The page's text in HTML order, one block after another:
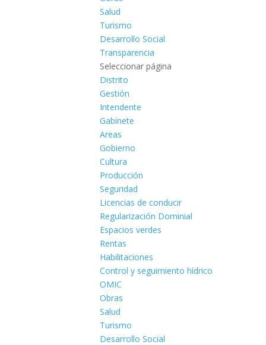
Salud
Turismo
Desarrollo Social
Transparencia
Seleccionar página
Distrito
Gestión
Intendente
Gabinete
Areas
Gobierno
Cultura
Producción
Seguridad
Licencias de conducir
Regularización Dominial
Espacios verdes
Rentas
Habilitaciones
Control y seguimiento hídrico
OMIC
Obras
Salud
Turismo
Desarrollo Social